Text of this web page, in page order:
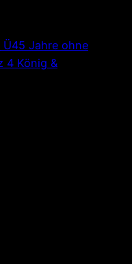
Jahre ohne
4 König &